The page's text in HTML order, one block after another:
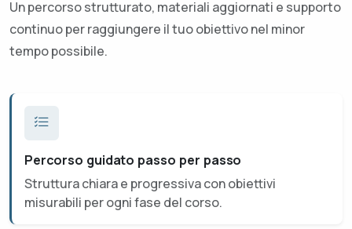
Un percorso strutturato, materiali aggiornati e supporto
continuo per raggiungere il tuo obiettivo nel minor
tempo possibile.
Percorso guidato passo per passo
Struttura chiara e progressiva con obiettivi
misurabili per ogni fase del corso.